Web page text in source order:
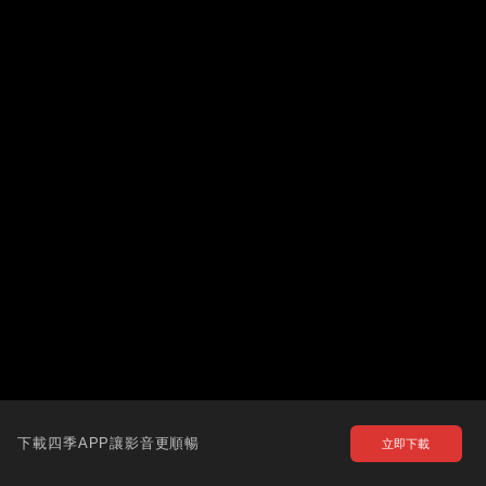
下載四季APP讓影音更順暢 立即下載